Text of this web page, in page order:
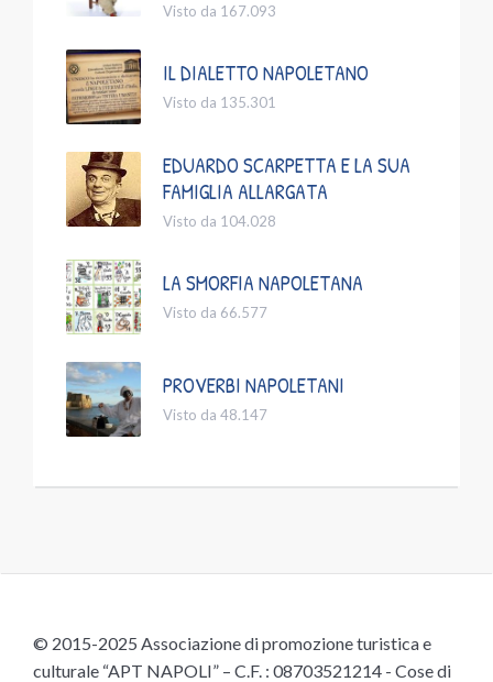
Visto da 167.093
IL DIALETTO NAPOLETANO
Visto da 135.301
EDUARDO SCARPETTA E LA SUA
FAMIGLIA ALLARGATA
Visto da 104.028
LA SMORFIA NAPOLETANA
Visto da 66.577
PROVERBI NAPOLETANI
Visto da 48.147
© 2015-2025 Associazione di promozione turistica e
culturale “APT NAPOLI” – C.F. : 08703521214 - Cose di